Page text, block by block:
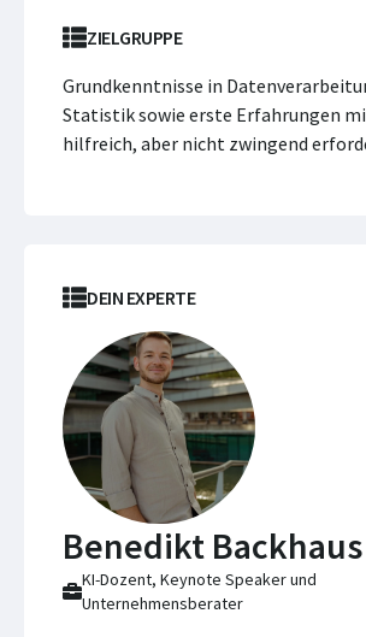
ZIELGRUPPE
Grundkenntnisse in
Statistik sowie erste Erfahrungen
hilfreich, aber nicht zwingend
DEIN EXPERTE
Benedikt Backhaus
KI-Dozent, Keynote Speaker und
Unternehmensberater